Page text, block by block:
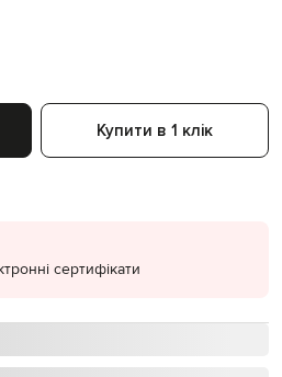
Купити в 1 клік
сертифікати